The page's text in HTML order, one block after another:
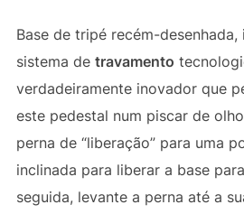
Base de tripé recém-
sistema de travamento
verdadeiramente inovador que
este pedestal num piscar de
perna de “liberação” para uma
inclinada para liberar a base
seguida, levante a perna até a